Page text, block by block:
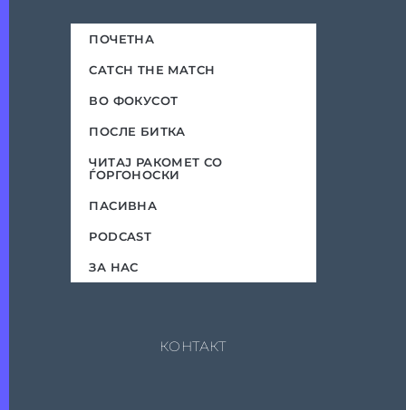
ПОЧЕТНА
CATCH THE MATCH
ВО ФОКУСОТ
ПОСЛЕ БИТКА
ЧИТАЈ РАКОМЕТ СО
ЃОРГОНОСКИ
ПАСИВНА
PODCAST
ЗА НАС
КОНТАКТ